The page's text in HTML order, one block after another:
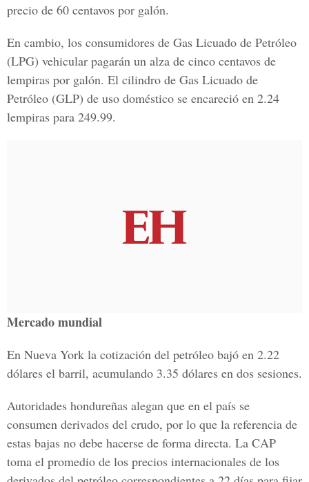
precio de 60 centavos por galón.
En cambio, los consumidores de Gas Licuado de Petróleo
(LPG) vehicular pagarán un alza de cinco centavos de
lempiras por galón. El cilindro de Gas Licuado de
Petróleo (GLP) de uso doméstico se encareció en 2.24
lempiras para 249.99.
Mercado mundial
En Nueva York la cotización del petróleo bajó en 2.22
dólares el barril, acumulando 3.35 dólares en dos sesiones.
Autoridades hondureñas alegan que en el país se
consumen derivados del crudo, por lo que la referencia de
estas bajas no debe hacerse de forma directa. La CAP
toma el promedio de los precios internacionales de los